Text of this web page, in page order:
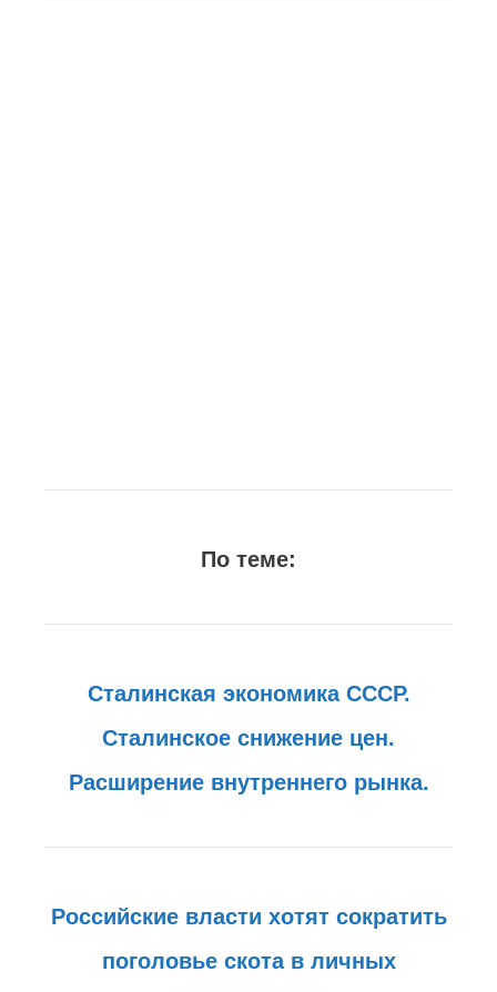
По теме:
Сталинская экономика СССР.
Сталинское снижение цен.
Расширение внутреннего рынка.
Российские власти хотят сократить
поголовье скота в личных